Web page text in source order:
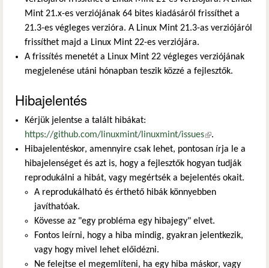
Mint 21.x-es verziójának 64 bites kiadásáról frissíthet a
21.3-es végleges verzióra. A Linux Mint 21.3-as verziójáról
frissíthet majd a Linux Mint 22-es verziójára.
A frissítés menetét a Linux Mint 22 végleges verziójának
megjelenése utáni hónapban teszik közzé a fejlesztők.
Hibajelentés
Kérjük jelentse a talált hibákat:
https://github.com/linuxmint/linuxmint/issues(külső
hivatkozás)
.
Hibajelentéskor, amennyire csak lehet, pontosan írja le a
hibajelenséget és azt is, hogy a fejlesztők hogyan tudják
reprodukálni a hibát, vagy megértsék a bejelentés okait.
A reprodukálható és érthető hibák könnyebben
javíthatóak.
Kövesse az "egy probléma egy hibajegy" elvet.
Fontos leírni, hogy a hiba mindig, gyakran jelentkezik,
vagy hogy mivel lehet előidézni.
Ne felejtse el megemlíteni, ha egy hiba máskor, vagy